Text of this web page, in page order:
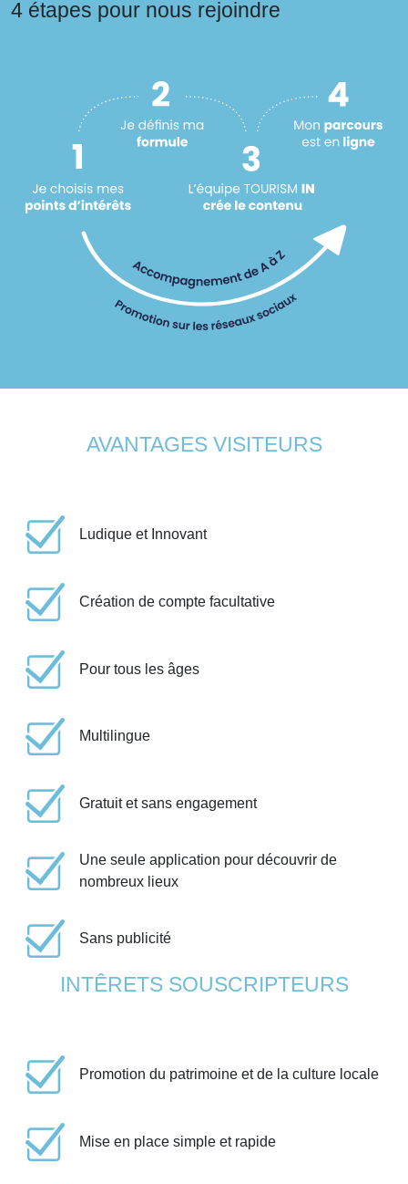
4 étapes pour nous rejoindre
AVANTAGES VISITEURS
Ludique et Innovant
Création de compte facultative
Pour tous les âges
Multilingue
Gratuit et sans engagement
Une seule application pour découvrir de
nombreux lieux
Sans publicité
INTÊRETS SOUSCRIPTEURS
Promotion du patrimoine et de la culture locale
Mise en place simple et rapide